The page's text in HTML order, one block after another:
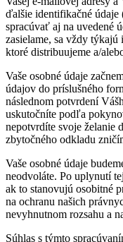
ďalšie identifikačné údaje
spracúvať aj na uvedené
zasielame, sa vždy týkajú
ktoré distribuujeme a/
Vaše osobné údaje
údajov do príslušného
následnom potvrdení
uskutočníte podľa
nepotvrdíte svoje želanie
zbytočného odkladu
Vaše osobné údaje
neodvoláte. Po uplynutí
ak to stanovujú osobitné
na ochranu našich
nevyhnutnom rozsahu a
Súhlas s týmto